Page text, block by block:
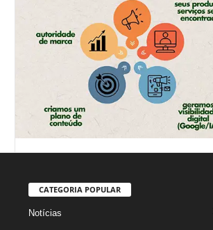
CATEGORIA POPULAR
Notícias